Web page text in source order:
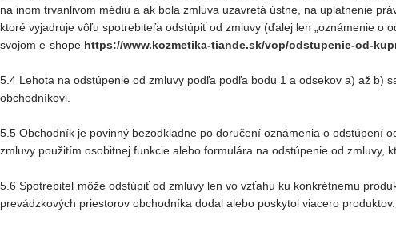
na inom trvanlivom médiu a ak bola zmluva uzavretá ústne, na uplatnenie
ktoré vyjadruje vôľu spotrebiteľa odstúpiť od zmluvy (ďalej len „oznámenie o
svojom e-shope https://www.kozmetika-tiande.sk/vop/odstupenie-od-
5.4 Lehota na odstúpenie od zmluvy podľa podľa bodu 1 a odsekov a) až b)
obchodníkovi.
5.5 Obchodník je povinný bezodkladne po doručení oznámenia o odstúpení
zmluvy použitím osobitnej funkcie alebo formulára na odstúpenie od zmluvy,
5.6 Spotrebiteľ môže odstúpiť od zmluvy len vo vzťahu ku konkrétnemu
prevádzkových priestorov obchodníka dodal alebo poskytol viacero produktov.